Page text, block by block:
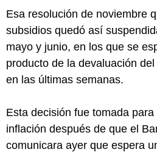
Esa resolución de noviembre
subsidios quedó así
mayo y junio, en los que se
producto de la devaluación
en las últimas semanas.
Esta decisión fue tomada
inflación después de que el
comunicara ayer que espera